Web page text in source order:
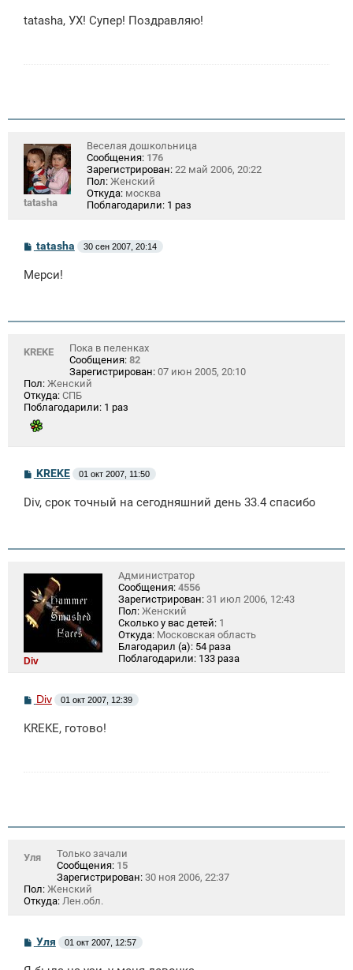
б
tatasha, УХ! Супер! Поздравляю!
tatasha
Веселая дошкольница
Сообщения: 176
Зарегистрирован: 22 май 2006, 20:22
Пол: Женский
Откуда: москва
Поблагодарили: 1 раз
С
б
и
tatasha 30 сен 2007, 20:14
Мерси!
KREKE
Пока в пеленках
Сообщения: 82
Зарегистрирован: 07 июн 2005, 20:10
Пол: Женский
Откуда: СПБ
Поблагодарили: 1 раз
С
б
и
KREKE 01 окт 2007, 11:50
Div, срок точный на сегодняшний день 33.4 спасибо
Div
Администратор
Сообщения: 4556
Зарегистрирован: 31 июл 2006, 12:43
Пол: Женский
Сколько у вас детей: 1
Откуда: Московская область
Благодарил (а): 54 раза
Поблагодарили: 133 раза
С
б
Div 01 окт 2007, 12:39
KREKE, готово!
Уля
Только зачали
Сообщения: 15
Зарегистрирован: 30 ноя 2006, 22:37
Пол: Женский
Откуда: Лен.обл.
СУля 01 окт 2007, 12:57